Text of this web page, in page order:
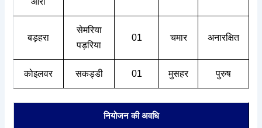
बड़हरा
सेमरिया
पड़रिया
01 चमार अनारक्षित
कोइलवर सकड्डी 01 मुसहर पुरुष
नियोजन की अवधि